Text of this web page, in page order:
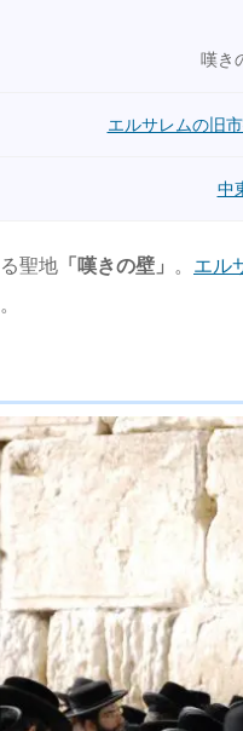
嘆き
エルサレムの旧
中
聖地 「嘆きの壁」 。 エル